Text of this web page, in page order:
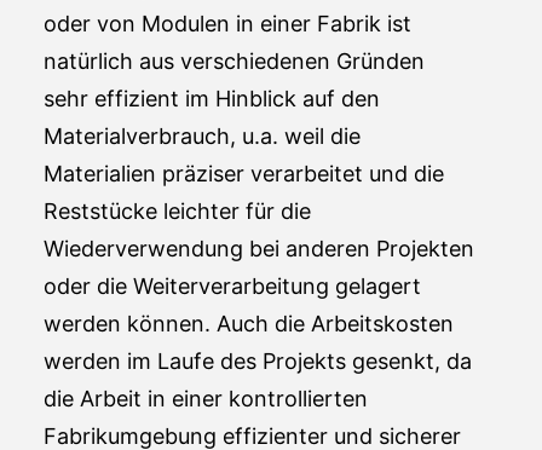
oder von Modulen in einer Fabrik ist
natürlich aus verschiedenen Gründen
sehr effizient im Hinblick auf den
Materialverbrauch, u.a. weil die
Materialien präziser verarbeitet und die
Reststücke leichter für die
Wiederverwendung bei anderen Projekten
oder die Weiterverarbeitung gelagert
werden können. Auch die Arbeitskosten
werden im Laufe des Projekts gesenkt, da
die Arbeit in einer kontrollierten
Fabrikumgebung effizienter und sicherer